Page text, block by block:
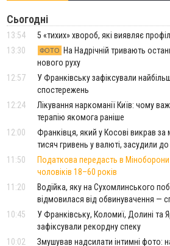
Сьогодні
13:54
5 «тихих» хвороб, які виявляє
13:30
ФОТО
На Надрічній тривають
нового руху
12:57
У Франківську зафіксували
спостережень
12:24
Лікування наркоманії Київ: чому
терапію якомога раніше
12:00
Франківця, який у Косові викрав за
тисяч гривень у валюті, засудили до
11:50
Податкова передасть в
чоловіків 18–60 років
11:20
Водійка, яку на Сухомлинського
відмовилася від обвинувачення —
10:45
У Франківську, Коломиї, Долині та
зафіксували рекордну спеку
10:02
Змушував надсилати інтимні фото: